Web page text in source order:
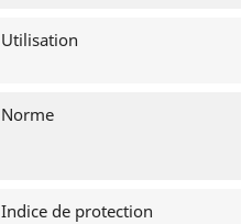
Utilisation
Norme
Indice de protection